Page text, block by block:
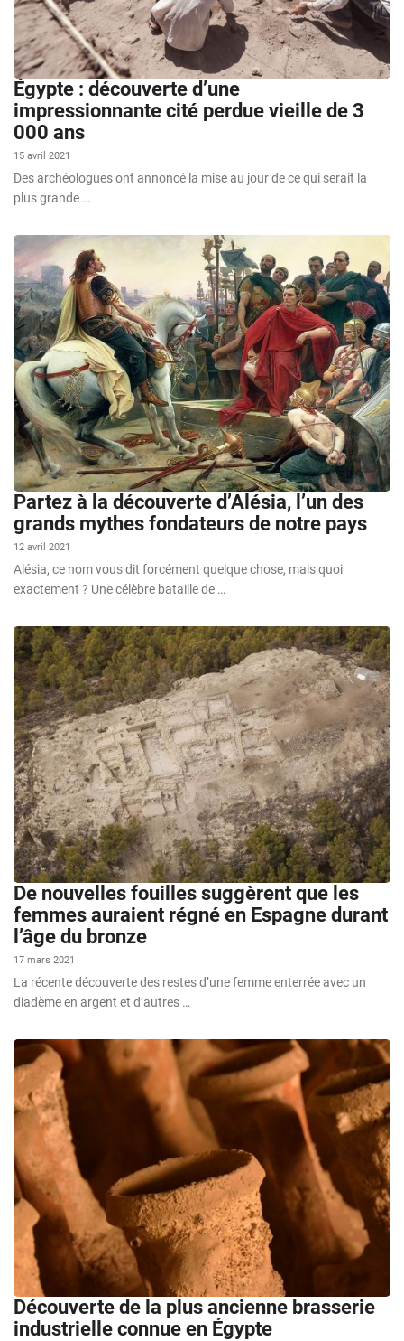
Égypte : découverte d’une
impressionnante cité perdue vieille de 3
000 ans
15 avril 2021
Des archéologues ont annoncé la mise au jour de ce qui serait la
plus grande …
Partez à la découverte d’Alésia, l’un des
grands mythes fondateurs de notre pays
12 avril 2021
Alésia, ce nom vous dit forcément quelque chose, mais quoi
exactement ? Une célèbre bataille de …
De nouvelles fouilles suggèrent que les
femmes auraient régné en Espagne durant
l’âge du bronze
17 mars 2021
La récente découverte des restes d’une femme enterrée avec un
diadème en argent et d’autres …
Découverte de la plus ancienne brasserie
industrielle connue en Égypte